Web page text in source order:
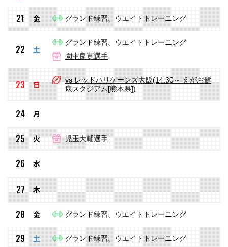
21 金 グランド練習、ウエイトトレーニング
22 土
グランド練習、ウエイトトレーニング
園中良寛選手
23 日
vs レッドハリケーンズ大阪(14:30～ えがお健
康スタジアム[熊本県])
24 月
25 火 児玉大輔選手
26 水
27 木
28 金 グランド練習、ウエイトトレーニング
29 土 グランド練習、ウエイトトレーニング